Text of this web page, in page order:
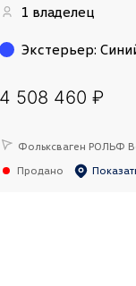
1 владелец
Экстерьер:
4 508 460 ₽
Фольксваген РОЛЬФ
Продано